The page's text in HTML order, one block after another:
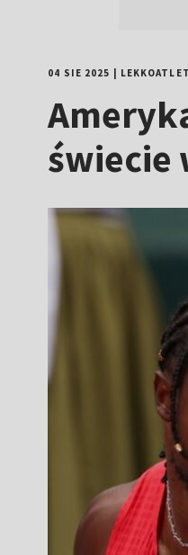
04 SIE 2025
świecie